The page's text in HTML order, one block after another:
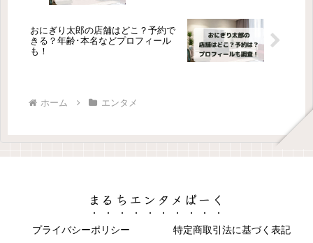
おにぎり太郎の店舗はどこ？予約で
きる？年齢･本名などプロフィール
も！
ホーム エンタメ
まるちエンタメぱーく
プライバシーポリシー
特定商取引法に基づく表記